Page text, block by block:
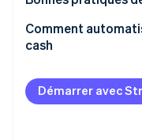
Découvrez
Order to cash
Simplifier et
Se concentrer sur
conformité
Comment
cash
Démarrer avec